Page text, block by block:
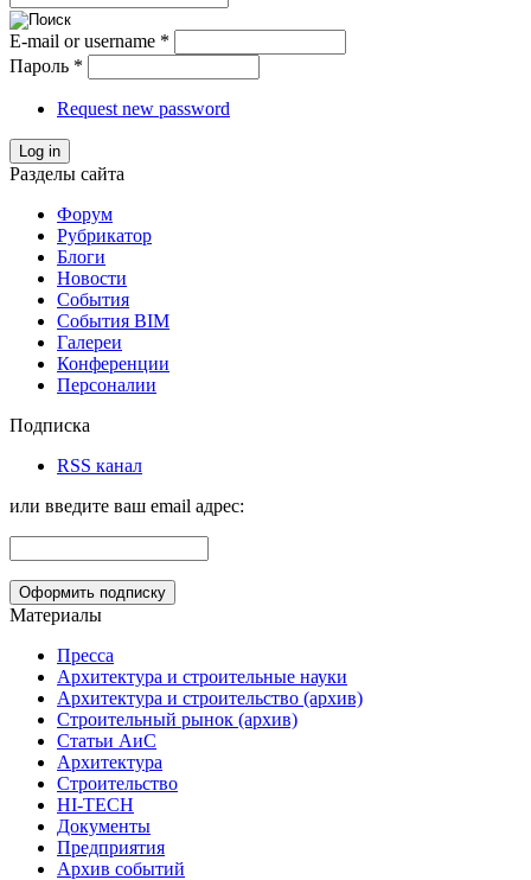
E-mail or username *
Пароль *
Request new password
Log in
Разделы сайта
Форум
Рубрикатор
Блоги
Новости
События
События BIM
Галереи
Конференции
Персоналии
Подписка
RSS канал
или введите ваш email адрес:
Материалы
Пресса
Архитектура и строительные науки
Архитектура и строительство (архив)
Строительный рынок (архив)
Статьи АиС
Архитектура
Строительство
HI-TECH
Документы
Предприятия
Архив событий